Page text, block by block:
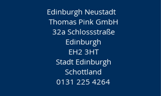
Edinburgh Neustadt
Thomas Pink GmbH
32a Schlossstraße
Edinburgh
EH2 3HT
Stadt Edinburgh
Schottland
0131 225 4264